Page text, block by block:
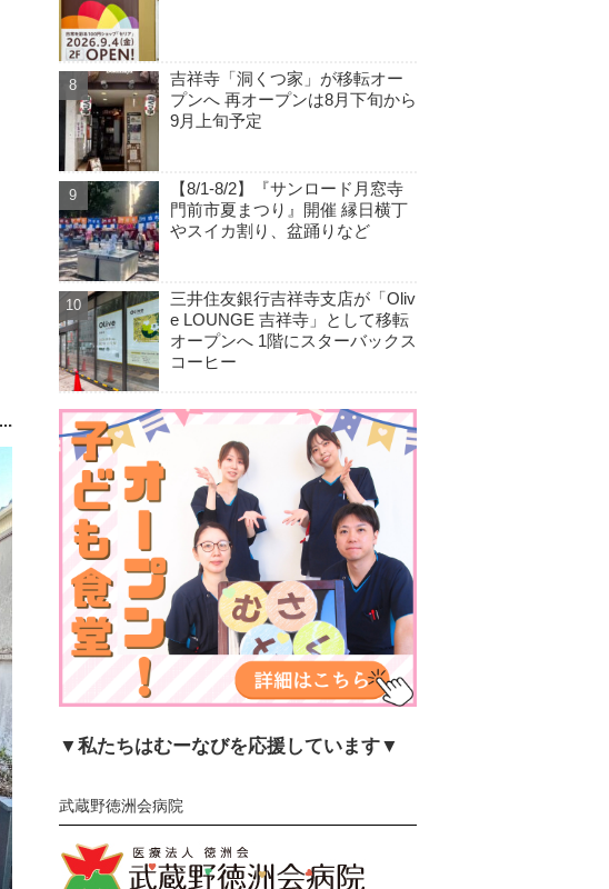
吉祥寺「洞くつ家」が移転オー
プンへ 再オープンは8月下旬から
9月上旬予定
【8/1-8/2】『サンロード月窓寺
門前市夏まつり』開催 縁日横丁
やスイカ割り、盆踊りなど
三井住友銀行吉祥寺支店が「Oliv
e LOUNGE 吉祥寺」として移転
オープンへ 1階にスターバックス
コーヒー
▼私たちはむーなびを応援しています▼
武蔵野徳洲会病院